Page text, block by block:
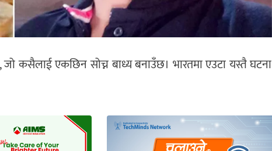
जो कसैलाई एकछिन सोच्न बाध्य बनाउँछ। भारतमा एउटा यस्तै घटना